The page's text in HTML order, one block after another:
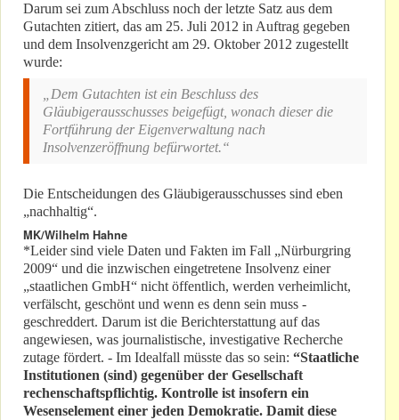
Darum sei zum Abschluss noch der letzte Satz aus dem
Gutachten zitiert, das am 25. Juli 2012 in Auftrag gegeben
und dem Insolvenzgericht am 29. Oktober 2012 zugestellt
wurde:
„Dem Gutachten ist ein Beschluss des
Gläubigerausschusses beigefügt, wonach dieser die
Fortführung der Eigenverwaltung nach
Insolvenzeröffnung befürwortet.“
Die Entscheidungen des Gläubigerausschusses sind eben
„nachhaltig“.
MK/Wilhelm Hahne
*Leider sind viele Daten und Fakten im Fall „Nürburgring
2009“ und die inzwischen eingetretene Insolvenz einer
„staatlichen GmbH“ nicht öffentlich, werden verheimlicht,
verfälscht, geschönt und wenn es denn sein muss -
geschreddert. Darum ist die Berichterstattung auf das
angewiesen, was journalistische, investigative Recherche
zutage fördert. - Im Idealfall müsste das so sein: “Staatliche
Institutionen (sind) gegenüber der Gesellschaft
rechenschaftspflichtig. Kontrolle ist insofern ein
Wesenselement einer jeden Demokratie. Damit diese